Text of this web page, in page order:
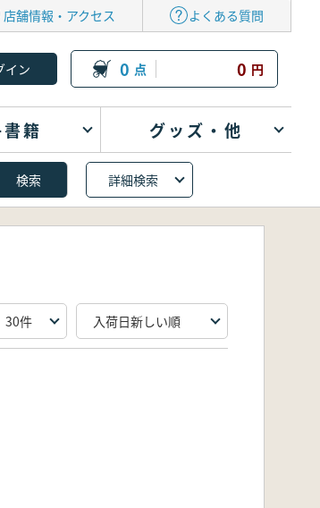
店舗情報・アクセス よくある質問
0 点 0 円
籍 グッズ・他
詳細検索